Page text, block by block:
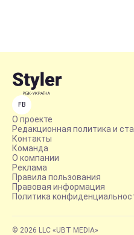
FB
О проекте
Редакционная политика и
Контакты
Команда
О компании
Реклама
Правила пользования
Правовая информация
Политика
© 2026 LLC «UBT MEDIA»